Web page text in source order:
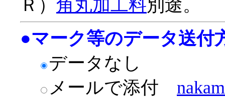
Ｒ） 角丸加工料別途。
●マーク等のデータ送付
データなし
メールで添付